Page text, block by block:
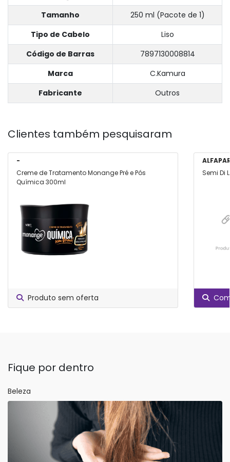
Tamanho
250 ml (Pacote de 1)
Tipo de Cabelo
Liso
Código de Barras
7897130008814
Marca
C.Kamura
Fabricante
Outros
Clientes também pesquisaram
-
Creme de Tratamento Monange Pré e Pós
Química 300ml
Produto sem oferta
Semi Di
Fique por dentro
Beleza